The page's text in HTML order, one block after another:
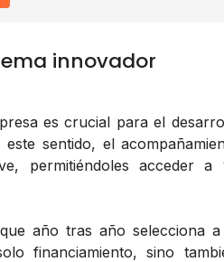
innovador
es crucial para el
sentido, el
permitiéndoles acceder
año tras año selecciona
financiamiento, sino